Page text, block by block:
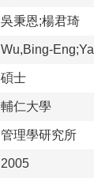
吳秉恩;楊君琦
Wu,Bing-
碩士
輔仁大學
管理學研究所
2005